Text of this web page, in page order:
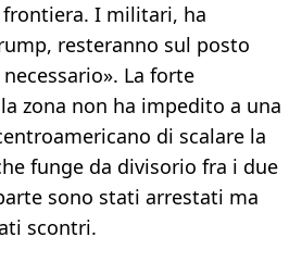
I militari, ha
resteranno sul posto
La forte
zona non ha impedito a una
di scalare la
funge da divisorio fra i due
sono stati arrestati ma
scontri.